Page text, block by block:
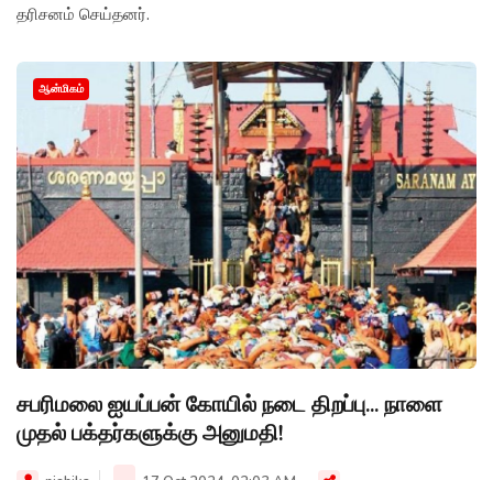
தரிசனம் செய்தனர்.
ஆன்மிகம்
சபரிமலை ஐயப்பன் கோயில் நடை திறப்பு... நாளை
முதல் பக்தர்களுக்கு அனுமதி!